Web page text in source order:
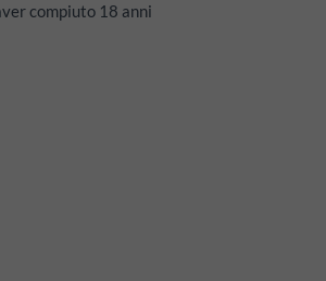
compiuto 18 anni